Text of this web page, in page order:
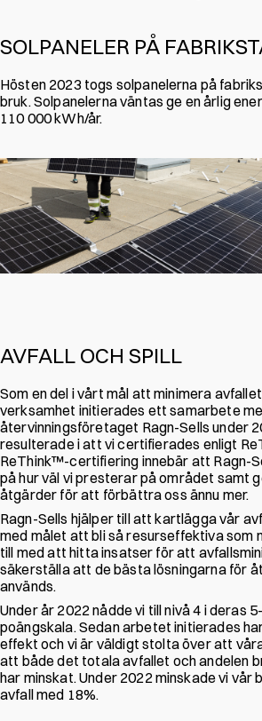
SOLPANELER PÅ
Hösten 2023 togs solpanelerna på
bruk. Solpanelerna väntas ge en årlig
110 000 kWh/år.
AVFALL OCH SPILL
Som en del i vårt mål att minimera
verksamhet initierades ett samarbete
återvinningsföretaget Ragn-Sells under
resulterade i att vi certifierades enligt
ReThink™-certifiering innebär att Ragn-
på hur väl vi presterar på området samt
åtgärder för att förbättra oss ännu mer.
Ragn-Sells hjälper till att kartlägga vår
med målet att bli så resurseffektiva som
till med att hitta insatser för att
säkerställa att de bästa lösningarna för
används.
Under år 2022 nådde vi till nivå 4 i deras
poängskala. Sedan arbetet initierades
effekt och vi är väldigt stolta över att
att både det totala avfallet och andelen
har minskat. Under 2022 minskade vi vår
avfall med 18%.